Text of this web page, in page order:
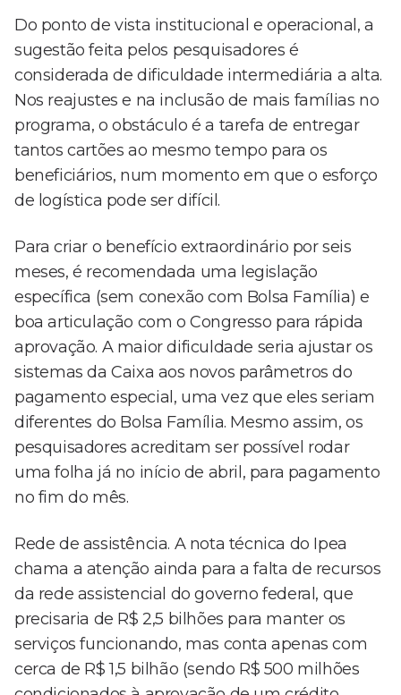
Do ponto de vista institucional e operacional, a
sugestão feita pelos pesquisadores é
considerada de dificuldade intermediária a alta.
Nos reajustes e na inclusão de mais famílias no
programa, o obstáculo é a tarefa de entregar
tantos cartões ao mesmo tempo para os
beneficiários, num momento em que o esforço
de logística pode ser difícil.
Para criar o benefício extraordinário por seis
meses, é recomendada uma legislação
específica (sem conexão com Bolsa Família) e
boa articulação com o Congresso para rápida
aprovação. A maior dificuldade seria ajustar os
sistemas da Caixa aos novos parâmetros do
pagamento especial, uma vez que eles seriam
diferentes do Bolsa Família. Mesmo assim, os
pesquisadores acreditam ser possível rodar
uma folha já no início de abril, para pagamento
no fim do mês.
Rede de assistência. A nota técnica do Ipea
chama a atenção ainda para a falta de recursos
da rede assistencial do governo federal, que
precisaria de R$ 2,5 bilhões para manter os
serviços funcionando, mas conta apenas com
cerca de R$ 1,5 bilhão (sendo R$ 500 milhões